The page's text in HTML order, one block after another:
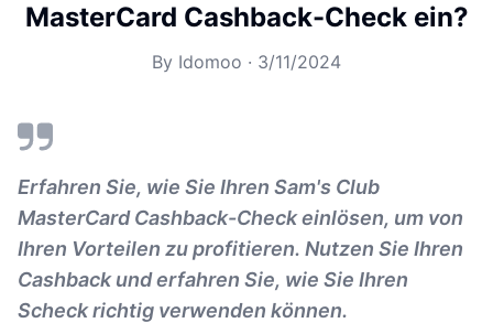
MasterCard Cashback-Check ein?
By Idomoo · 3/11/2024
Erfahren Sie, wie Sie Ihren Sam's Club
MasterCard Cashback-Check einlösen, um von
Ihren Vorteilen zu profitieren. Nutzen Sie Ihren
Cashback und erfahren Sie, wie Sie Ihren
Scheck richtig verwenden können.